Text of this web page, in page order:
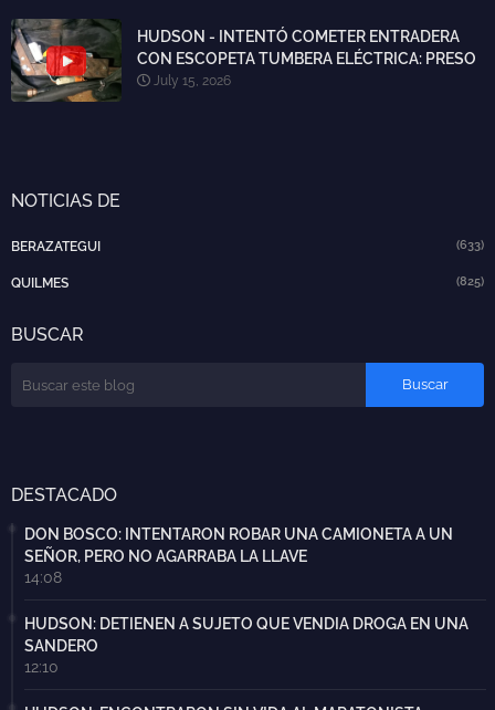
HUDSON - INTENTÓ COMETER ENTRADERA
CON ESCOPETA TUMBERA ELÉCTRICA: PRESO
July 15, 2026
NOTICIAS DE
BERAZATEGUI (633)
QUILMES (825)
BUSCAR
DESTACADO
DON BOSCO: INTENTARON ROBAR UNA CAMIONETA A UN
SEÑOR, PERO NO AGARRABA LA LLAVE
14:08
HUDSON: DETIENEN A SUJETO QUE VENDIA DROGA EN UNA
SANDERO
12:10